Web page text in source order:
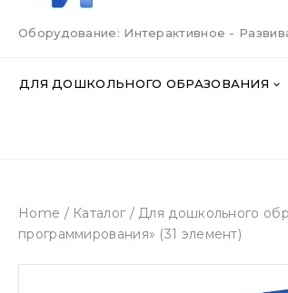
Оборудование: Интерактивное -
ДЛЯ ДОШКОЛЬНОГО ОБРАЗОВАНИЯ
Home / Каталог / Для дошкольного
программирования» (31 элемент)